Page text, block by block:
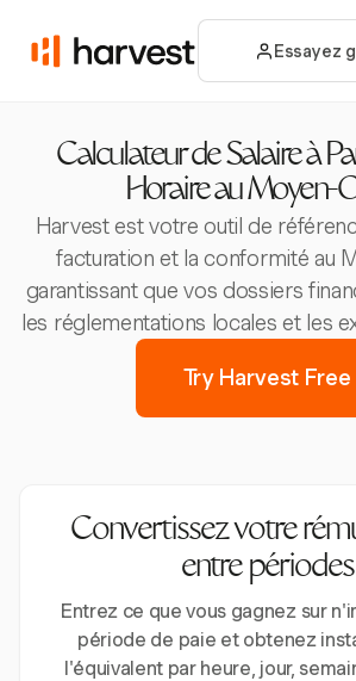
Essayez
Calculateur de Salaire à
Horaire au Moyen-
Harvest est votre outil de
facturation et la conformité au
garantissant que vos dossiers
les réglementations locales et les
Try Harvest Free
Convertissez votre
entre périodes
Entrez ce que vous gagnez sur
période de paie et obtenez
l'équivalent par heure, jour,